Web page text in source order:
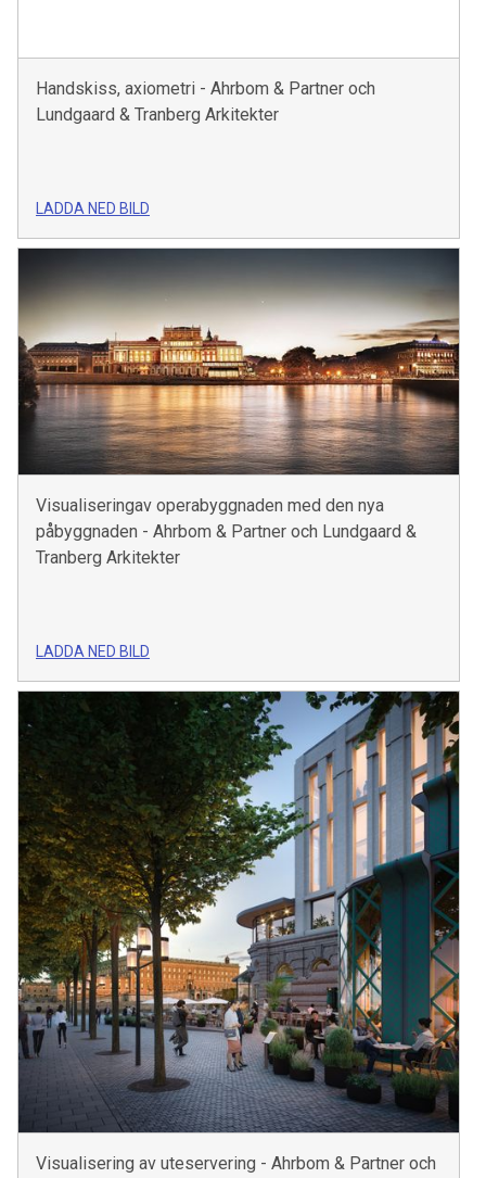
Handskiss, axiometri - Ahrbom & Partner och
Lundgaard & Tranberg Arkitekter
LADDA NED BILD
Visualiseringav operabyggnaden med den nya
påbyggnaden - Ahrbom & Partner och Lundgaard &
Tranberg Arkitekter
LADDA NED BILD
Visualisering av uteservering - Ahrbom & Partner och